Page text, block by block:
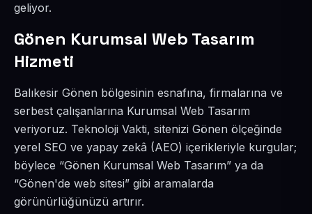
geliyor.
Gönen Kurumsal Web Tasarım
Hizmeti
Balıkesir Gönen bölgesinin esnafına, firmalarına ve
serbest çalışanlarına Kurumsal Web Tasarım
veriyoruz. Teknoloji Vakti, sitenizi Gönen ölçeğinde
yerel SEO ve yapay zekâ (AEO) içerikleriyle kurgular;
böylece “Gönen Kurumsal Web Tasarım” ya da
“Gönen'de web sitesi” gibi aramalarda
görünürlüğünüzü artırır.